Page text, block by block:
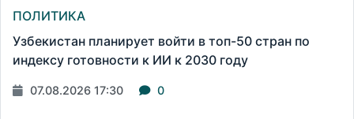
ПОЛИТИКА
Узбекистан планирует войти в топ-50 стран по
индексу готовности к ИИ к 2030 году
07.08.2026 17:30 0